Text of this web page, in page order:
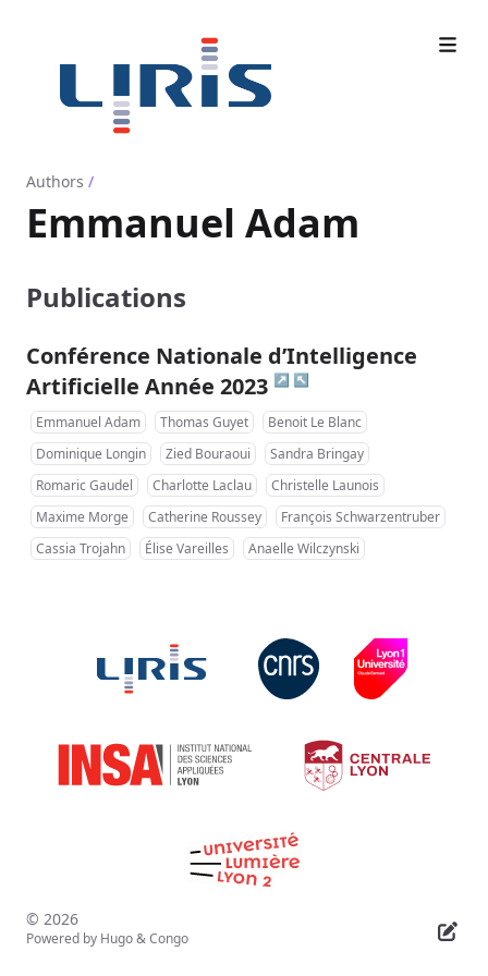
Authors /
Emmanuel Adam
Publications
Conférence Nationale d’Intelligence
Artificielle Année 2023 ↗ ↖
Emmanuel Adam Thomas Guyet
Benoit Le Blanc
Dominique Longin
Zied Bouraoui
Sandra Bringay
Romaric Gaudel
Charlotte Laclau
Christelle Launois
Maxime Morge
Catherine Roussey
François Schwarzentruber
Cassia Trojahn
Élise Vareilles Anaelle Wilczynski
© 2026
Powered by Hugo&Congo